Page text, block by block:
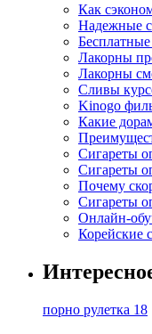
Как
Надежные
Лакорны
Лакорны
Сливы
Kinogo
Какие
Сигареты
Сигареты
Почему
Сигареты
Онлайн-
Корейские
порно рулетка 18